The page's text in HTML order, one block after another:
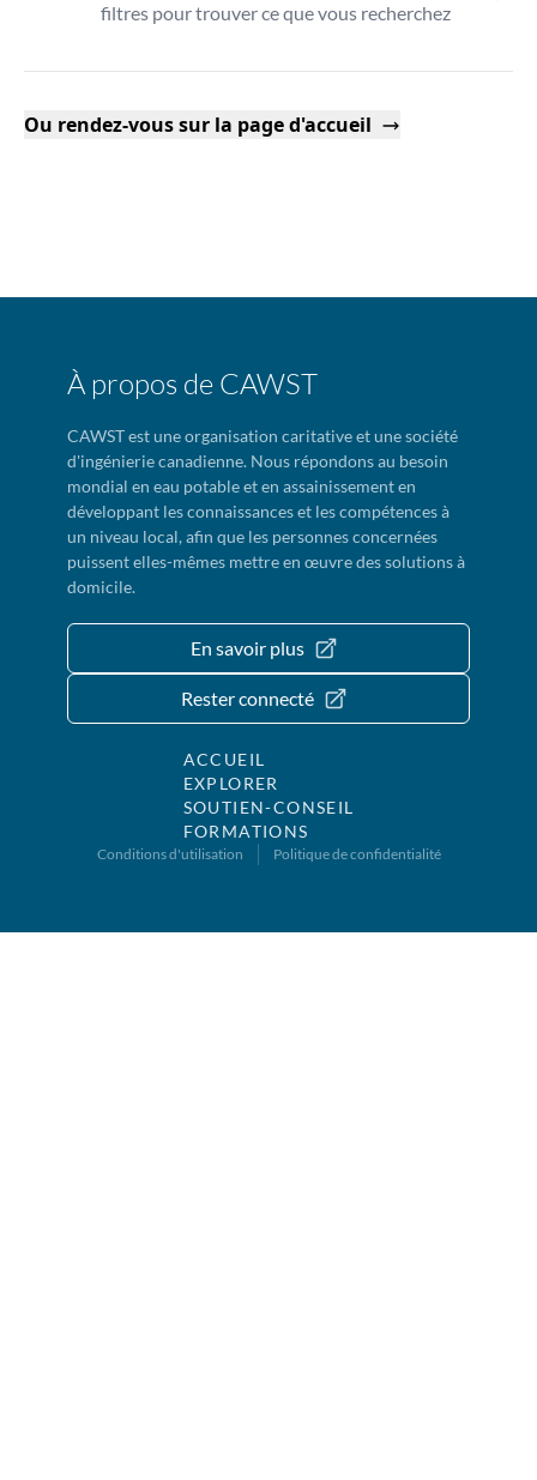
filtres pour trouver ce que vous recherchez
Ou rendez-vous sur la page d'accueil
À propos de CAWST
CAWST est une organisation caritative et une société
d'ingénierie canadienne. Nous répondons au besoin
mondial en eau potable et en assainissement en
développant les connaissances et les compétences à
un niveau local, afin que les personnes concernées
puissent elles-mêmes mettre en œuvre des solutions à
domicile.
En savoir plus
Rester connecté
ACCUEIL
EXPLORER
SOUTIEN-CONSEIL
FORMATIONS
Conditions d'utilisation Politique de confidentialité